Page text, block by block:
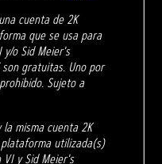
cuenta de 2K
que se usa para
o Sid Meier's
gratuitas. Uno por
Sujeto a
misma cuenta 2K
utilizada(s)
y Sid Meier's